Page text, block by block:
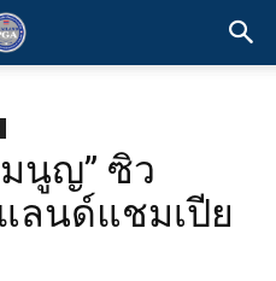
นูญ” ซิว
ลนด์แชมเปีย